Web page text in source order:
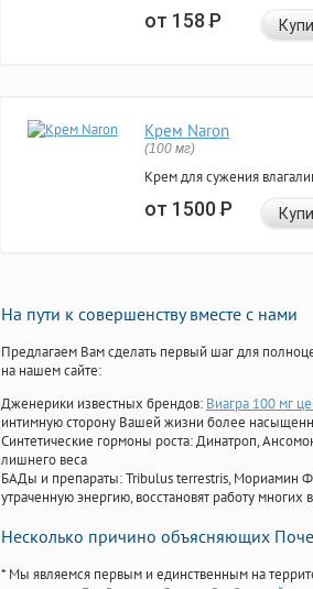
от 158Р
Крем Naron
(100 мг)
Крем для сужения
от 1500Р
На пути к совершенству вместе с нами
Предлагаем Вам сделать первый шаг для
на нашем сайте:
Дженерики известных брендов: Виагра 100 мг
интимную сторону Вашей жизни более
Синтетические гормоны роста: Динатроп,
лишнего веса
БАДы и препараты:Tribulus terrestris, Мориамин
утраченную энергию, восстановят работу многих
Несколько причино объясняющих
* Мы являемся первым и единственным на